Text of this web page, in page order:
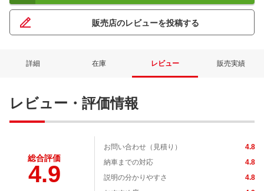
販売店のレビューを投稿する
詳細 在庫 レビュー 販売実績
レビュー・評価情報
総合評価
4.9
お問い合わせ（見積り）
4.8
納車までの対応
4.8
説明の分かりやすさ
4.8